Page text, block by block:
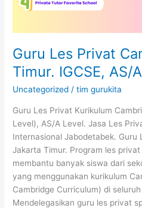
Guru Les Privat
Timur. IGCSE, AS/
Uncategorized /tim gurukita
Guru Les Privat Kurikulum
Level), AS/A Level. Jasa Les
Internasional Jabodetabek. Guru
Jakarta Timur. Program les
membantu banyak siswa dari
yang menggunakan kurikulum
Cambridge Curriculum) di
Mendelegasikan guru les privat
Level